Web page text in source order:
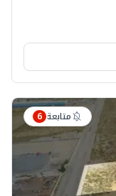
متابعة 6